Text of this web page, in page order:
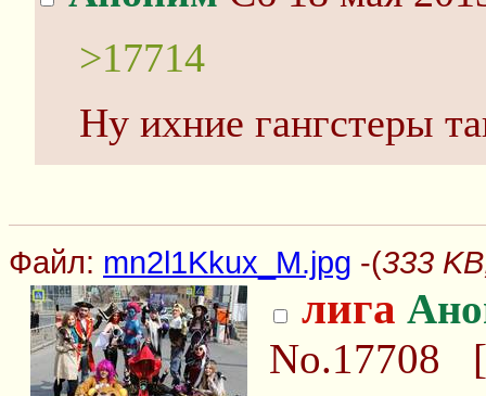
>17714
Ну ихние гангстеры
Файл: mn2l1Kkux_M.jpg -(333
лига
No.17708 [